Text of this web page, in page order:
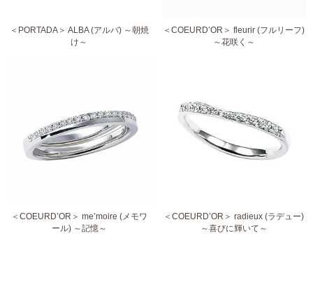
＜PORTADA＞ ALBA (アルバ) ～朝焼
け～
＜COEURD’OR＞ fleurir (フルリーフ)
～花咲く～
＜COEURD’OR＞ me’moire (メモワ
ール) ～記憶～
＜COEURD’OR＞ radieux (ラデュー)
～喜びに輝いて～